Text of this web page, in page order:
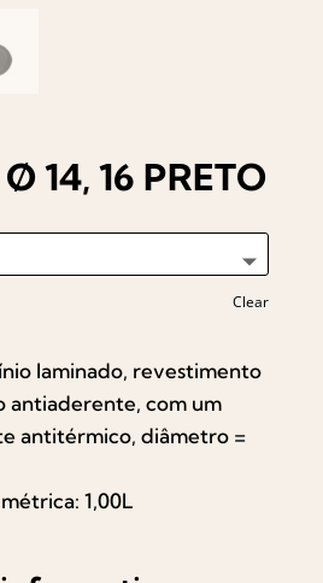
14, 16 PRETO
Clear
laminado, revestimento
antiaderente, com um
antitérmico, diâmetro =
1,00L